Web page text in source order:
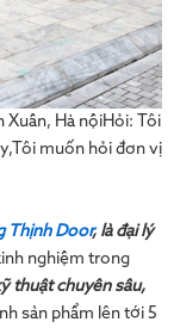
Xuân, Hà nộiHỏi: Tôi
muốn hỏi đơn vị
Thịnh Door, là đại lý
nghiệm trong
thuật chuyên sâu,
sản phẩm lên tới 5